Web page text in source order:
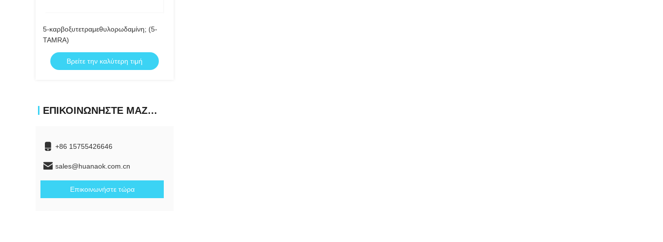
5-καρβοξυτετραμεθυλορωδαμίνη; (5-
TAMRA)
Βρείτε την καλύτερη τιμή
ΕΠΙΚΟΙΝΩΝΉΣΤΕ ΜΑΖΊ ΜΑΣ
+86 15755426646
sales@huanaok.com.cn
Επικοινωνήστε τώρα